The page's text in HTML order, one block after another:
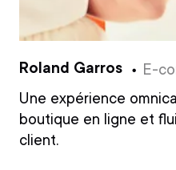
Roland Garros
Une expérience
boutique en ligne et
client.